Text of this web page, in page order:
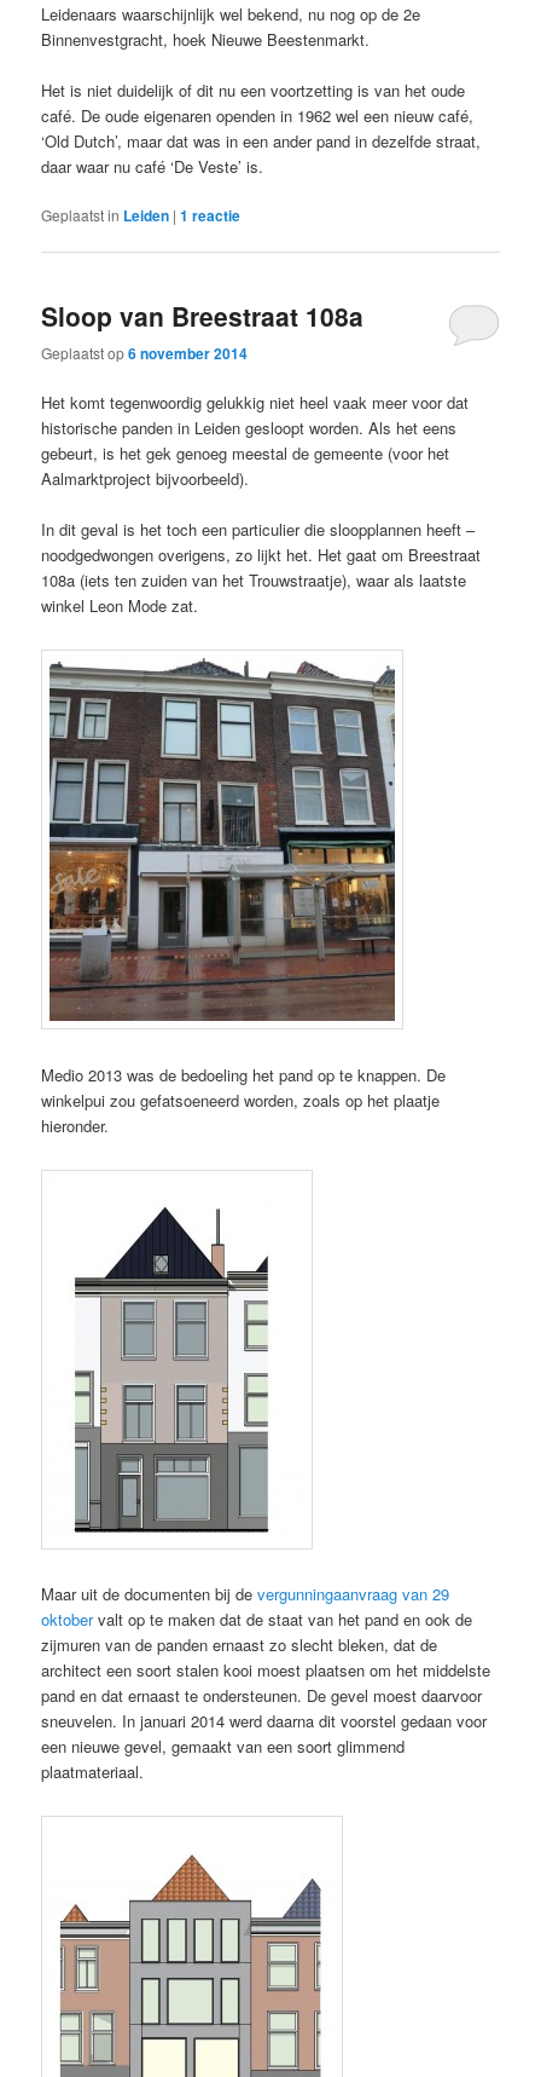
Leidenaars waarschijnlijk wel bekend, nu nog op de 2e
Binnenvestgracht, hoek Nieuwe Beestenmarkt.
Het is niet duidelijk of dit nu een voortzetting is van het oude
café. De oude eigenaren openden in 1962 wel een nieuw café,
‘Old Dutch’, maar dat was in een ander pand in dezelfde straat,
daar waar nu café ‘De Veste’ is.
Geplaatst in Leiden |1 reactie
Sloop van Breestraat 108a
Geplaatst op6 november 2014
Het komt tegenwoordig gelukkig niet heel vaak meer voor dat
historische panden in Leiden gesloopt worden. Als het eens
gebeurt, is het gek genoeg meestal de gemeente (voor het
Aalmarktproject bijvoorbeeld).
In dit geval is het toch een particulier die sloopplannen heeft –
noodgedwongen overigens, zo lijkt het. Het gaat om Breestraat
108a (iets ten zuiden van het Trouwstraatje), waar als laatste
winkel Leon Mode zat.
Medio 2013 was de bedoeling het pand op te knappen. De
winkelpui zou gefatsoeneerd worden, zoals op het plaatje
hieronder.
Maar uit de documenten bij devergunningaanvraag van 29
oktobervalt op te maken dat de staat van het pand en ook de
zijmuren van de panden ernaast zo slecht bleken, dat de
architect een soort stalen kooi moest plaatsen om het middelste
pand en dat ernaast te ondersteunen. De gevel moest daarvoor
sneuvelen. In januari 2014 werd daarna dit voorstel gedaan voor
een nieuwe gevel, gemaakt van een soort glimmend
plaatmateriaal.